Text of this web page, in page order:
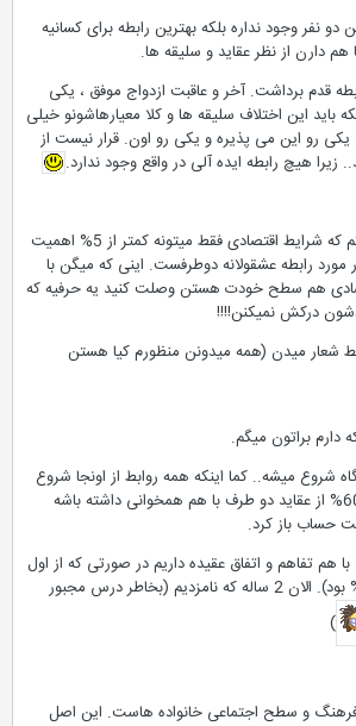
نفر وجود نداره بلکه بهترین رابطه برای کسانیه
دارن از نظر عقاید و سلیقه ها.
قدم برداشت. آخر و عاقبت ازدواج موفق ، یکی
باید این اختلاف سلیقه ها و کلا معیارهاشونو خیلی
رو این می پذیره و یکی رو اون. قرار نیست از
هیچ رابطه ایده آلی در واقع وجود ندارد.
در مورد معیارها اینم بگم که شرایط اقتصادی فقط میتونه کمتر از 5% اهمیت
رابطه عشقولانه دوطرفست. اینی که میگن با
هم سطح خودت هستن وصلت کنید یه حرفیه که
درکش نمیکنن!!!!
شعار میدن (همه میدونن منظورم کیا هستن
براتون میگم.
شروع میشه.. کما اینکه همه روابط از اونجا شروع
به نظر من اگه 60% از عقاید دو طرف با هم همخوانی داشته باشه
باز کرد.
هم تفاهم و اتفاق عقیده داریم در صورتی که از اول
اینطور نبود (حدود 70% بود). الان 2 ساله که نامزدیم (بخاطر درس مجبور
)
و سطح اجتماعی خانواده هاست. این اصل